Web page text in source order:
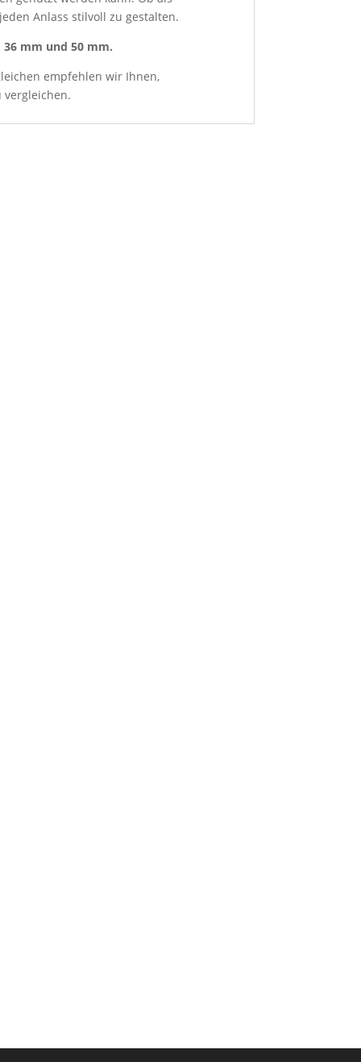
Anlass stilvoll zu gestalten.
mm und 50 mm.
empfehlen wir Ihnen,
vergleichen.